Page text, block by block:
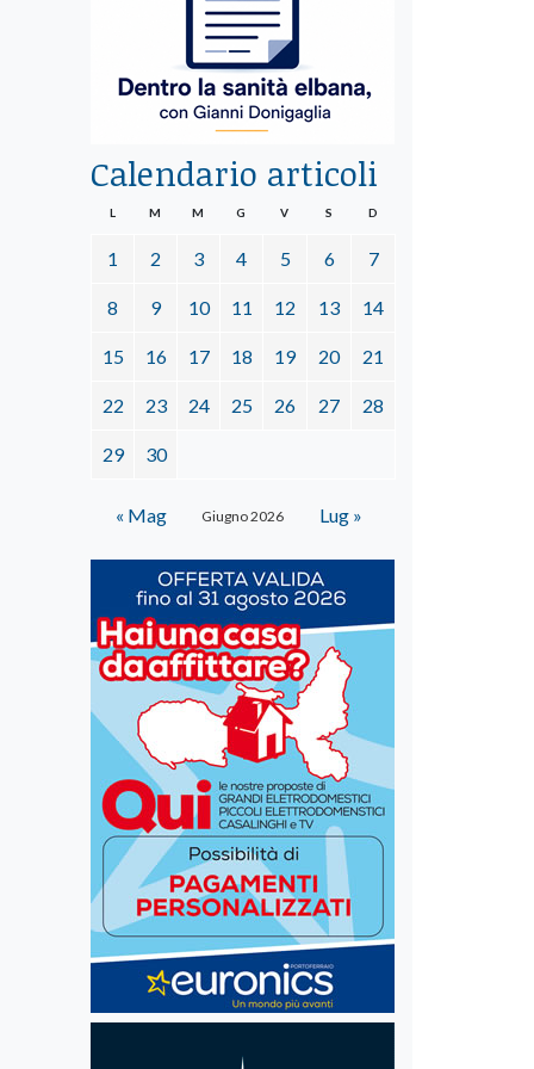
Calendario articoli
Giugno 2026
L M M G V S D
1 2 3 4 5 6 7
8 9 10 11 12 13 14
15 16 17 18 19 20 21
22 23 24 25 26 27 28
29 30
« Mag Lug »